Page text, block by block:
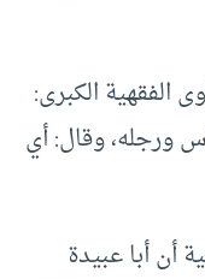
الفقهية الكبرى:
ورجله، وقال: أي
أن أبا عبيدة